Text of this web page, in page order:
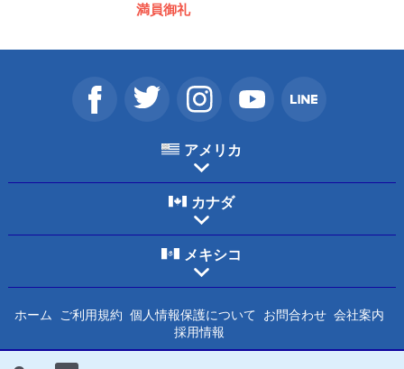
満員御礼
アメリカ
カナダ
メキシコ
ホーム ご利用規約 個人情報保護について お問合わせ 会社案内
採用情報